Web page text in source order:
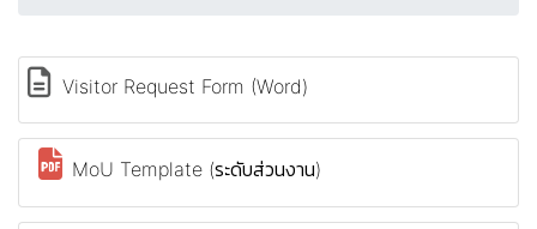
Visitor Request Form (Word)
MoU Template (ระดับส่วนงาน)